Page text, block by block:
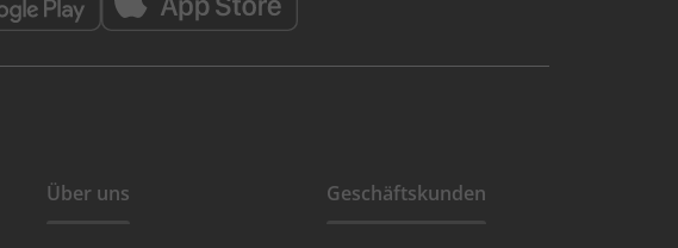
Über uns Geschäftskunden